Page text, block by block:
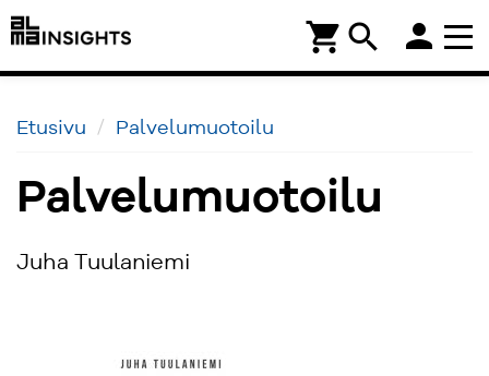
search
shopping_cart person
Etusivu Palvelumuotoilu
Palvelumuotoilu
Juha Tuulaniemi